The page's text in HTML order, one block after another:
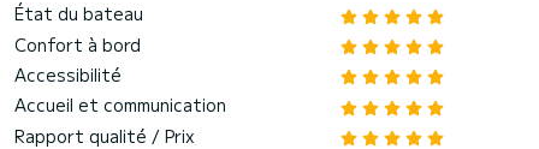
État du bateau
Confort à bord
Accessibilité
Accueil et communication
Rapport qualité / Prix